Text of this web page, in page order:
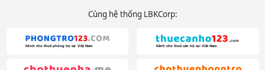
Cùng hệ thống LBKCorp: